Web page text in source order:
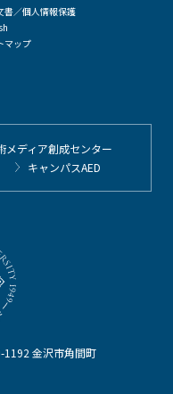
金沢市角間町
書／個人情報保護
マップ
メディア創成センター
キャンパスAED